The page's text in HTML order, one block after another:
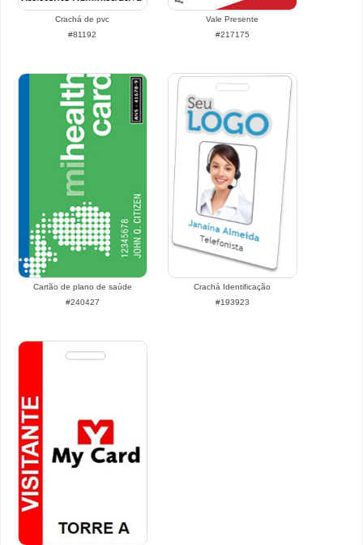
Crachá de pvc
#81192
Vale Presente
#217175
Cartão de plano de saúde
#240427
Crachá Identificação
#193923